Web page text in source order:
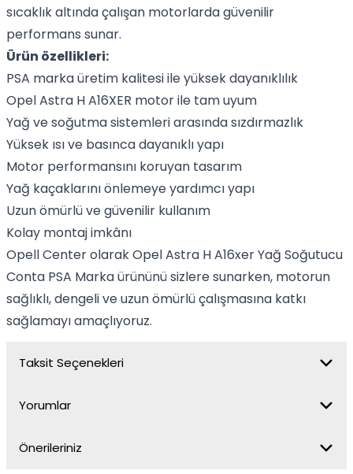
sıcaklık altında çalışan motorlarda güvenilir
performans sunar.
Ürün özellikleri:
PSA marka üretim kalitesi ile yüksek dayanıklılık
Opel Astra H A16XER motor ile tam uyum
Yağ ve soğutma sistemleri arasında sızdırmazlık
Yüksek ısı ve basınca dayanıklı yapı
Motor performansını koruyan tasarım
Yağ kaçaklarını önlemeye yardımcı yapı
Uzun ömürlü ve güvenilir kullanım
Kolay montaj imkânı
Opell Center olarak Opel Astra H A16xer Yağ Soğutucu
Conta PSA Marka ürününü sizlere sunarken, motorun
sağlıklı, dengeli ve uzun ömürlü çalışmasına katkı
sağlamayı amaçlıyoruz.
Taksit Seçenekleri
Yorumlar
Önerileriniz